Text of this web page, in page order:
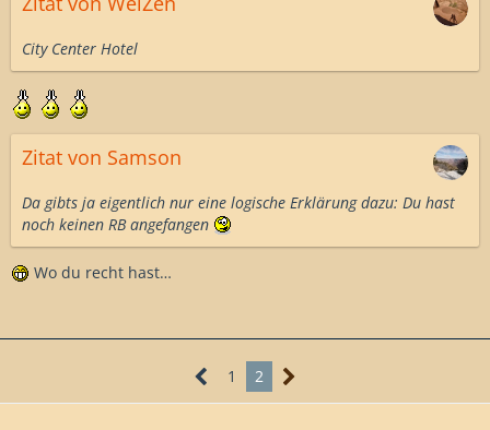
City Center Hotel
Zitat von Samson
Da gibts ja eigentlich nur eine logische Erklärung dazu: Du hast
noch keinen RB angefangen
Wo du recht hast…
1 2